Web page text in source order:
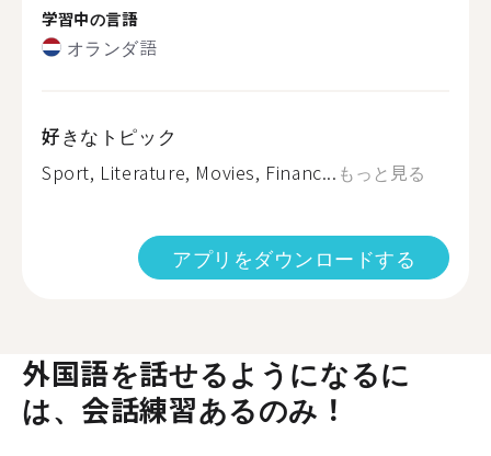
学習中の言語
オランダ語
好きなトピック
Sport, Literature, Movies, Financ... もっと見る
アプリをダウンロードする
外国語を話せるようになるに
は、会話練習あるのみ！